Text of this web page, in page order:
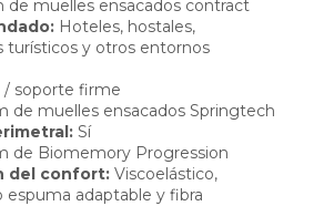
de muelles ensacados contract
Hoteles, hostales,
turísticos y otros entornos
/ soporte firme
de muelles ensacados Springtech
Sí
de Biomemory Progression
del confort: Viscoelástico,
espuma adaptable y fibra